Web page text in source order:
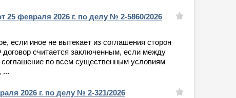
25 февраля 2026 г. по делу № 2-5860/2026
если иное не вытекает из соглашения сторон
считается заключенным, если между
по всем существенным условиям
...
2026 г. по делу № 2-321/2026